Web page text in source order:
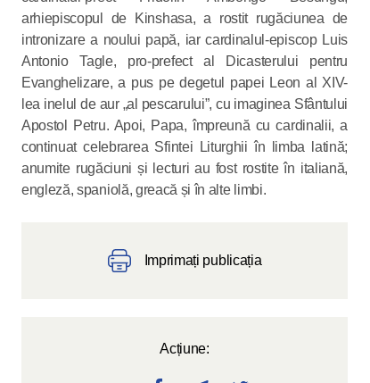
arhiepiscopul de Kinshasa, a rostit rugăciunea de
intronizare a noului papă, iar cardinalul-episcop Luis
Antonio Tagle, pro-prefect al Dicasterului pentru
Evanghelizare, a pus pe degetul papei Leon al XIV-
lea inelul de aur „al pescarului”, cu imaginea Sfântului
Apostol Petru. Apoi, Papa, împreună cu cardinalii, a
continuat celebrarea Sfintei Liturghii în limba latină;
anumite rugăciuni și lecturi au fost rostite în italiană,
engleză, spaniolă, greacă și în alte limbi.
Imprimați publicația
Acțiune: